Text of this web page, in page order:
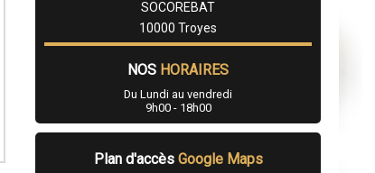
SOCOREBAT
10000 Troyes
NOS HORAIRES
Du Lundi au vendredi
9h00 - 18h00
Plan d'accès Google Maps